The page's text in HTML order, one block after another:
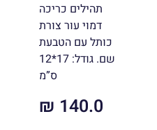
תהילים כריכה
דמוי עור צורת
כותל עם הטבעת
שם. גודל: 17*12
ס”מ
₪ 140.0